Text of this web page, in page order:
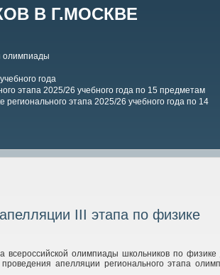
В Г.МОСКВЕ
олимпиады
года
этапа 2025/26 учебного года по 15 предметам
этапа 2025/26 учебного года по 14
III этапа по физике
всероссийской олимпиады школьников по
апелляции регионального этапа